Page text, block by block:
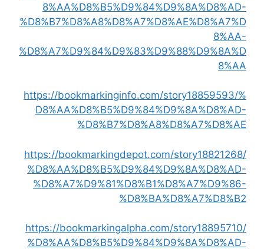
8%AA%D8%B5%D9%84%D9%8A%D8%AD-
%D8%B7%D8%A8%D8%A7%D8%AE%D8%A7%D
8%AA-
%D8%A7%D9%84%D9%83%D9%88%D9%8A%D
8%AA
https://bookmarkinginfo.com/story18859593/%
D8%AA%D8%B5%D9%84%D9%8A%D8%AD-
%D8%B7%D8%A8%D8%A7%D8%AE
https://bookmarkingdepot.com/story18821268/
%D8%AA%D8%B5%D9%84%D9%8A%D8%AD-
%D8%A7%D9%81%D8%B1%D8%A7%D9%86-
%D8%BA%D8%A7%D8%B2
https://bookmarkingalpha.com/story18895710/
%D8%AA%D8%B5%D9%84%D9%8A%D8%AD-